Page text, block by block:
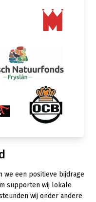
een positieve bijdrage
supporten wij lokale
wij onder andere